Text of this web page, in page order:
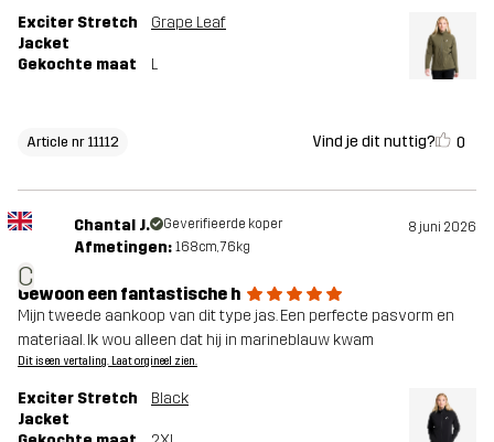
Exciter Stretch
Jacket
Grape Leaf
Gekochte maat L
Article nr 11112 Vind je dit nuttig? 0
C
Chantal J. Geverifieerde koper 8 juni 2026
Afmetingen: 168cm, 76kg
Gewoon een fantastische h
Mijn tweede aankoop van dit type jas. Een perfecte pasvorm en
materiaal. Ik wou alleen dat hij in marineblauw kwam
Dit is een vertaling. Laat orgineel zien.
Exciter Stretch
Jacket
Black